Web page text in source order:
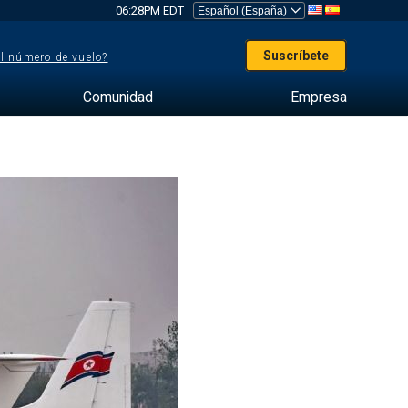
06:28PM EDT
número de vuelo? Suscríbete
Comunidad Empresa